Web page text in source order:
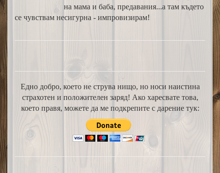
на мама и баба, предавания...а там където
се чувствам несигурна - импровизирам!
Едно добро, което не струва нищо, но носи наистина
страхотен и положителен заряд! Ако харесвате това,
което правя, можете да ме подкрепите с дарение тук: